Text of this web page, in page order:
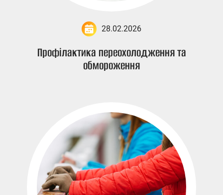
28.02.2026
Профілактика переохолодження та
обмороження